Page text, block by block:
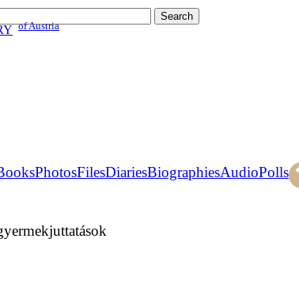
of Austria
PhotosFilesDiariesBiographiesAudioPolls